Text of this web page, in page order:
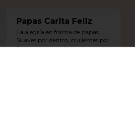
Papas Carita Feliz
La alegría en forma de papas.
Suaves por dentro, crujientes por
fuera y siempre dispuestas a